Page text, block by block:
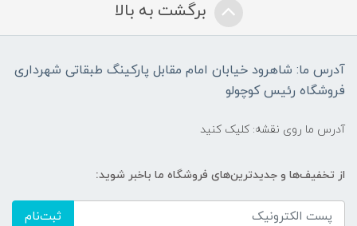
برگشت به بالا
آدرس ما: شاهرود خیابان امام مقابل پارکینگ طبقاتی شهرداری
فروشگاه رئیس کوچولو
آدرس ما روی نقشه: کلیک کنید
از تخفیف‌ها و جدیدترین‌های فروشگاه ما باخبر شوید:
ثبت‌نام